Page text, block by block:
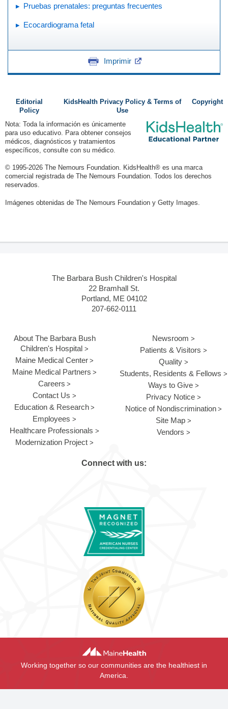
Pruebas prenatales: preguntas frecuentes
Ecocardiograma fetal
Imprimir
Editorial
Policy
KidsHealth Privacy Policy & Terms of
Use
Copyright
Nota: Toda la información es únicamente
para uso educativo. Para obtener consejos
médicos, diagnósticos y tratamientos
específicos, consulte con su médico.
© 1995-2026 The Nemours Foundation. KidsHealth® es una marca
comercial registrada de The Nemours Foundation. Todos los derechos
reservados.
Imágenes obtenidas de The Nemours Foundation y Getty Images.
The Barbara Bush Children's Hospital
22 Bramhall St.
Portland, ME 04102
207-662-0111
About The Barbara Bush
Children's Hospital
Maine Medical Center
Maine Medical Partners
Careers
Contact Us
Education & Research
Employees
Healthcare Professionals
Modernization Project
Newsroom
Patients & Visitors
Quality
Students, Residents & Fellows
Ways to Give
Privacy Notice
Notice of Nondiscrimination
Site Map
Vendors
Connect with us:
Working together so our communities are the healthiest in
America.